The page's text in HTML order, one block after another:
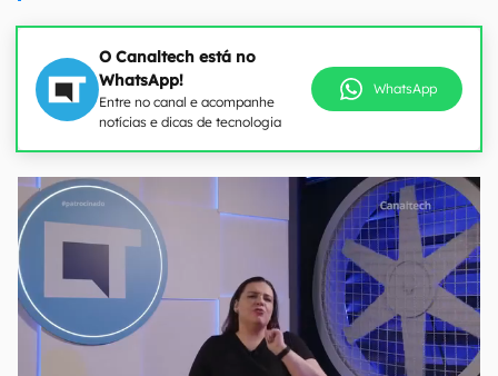
O Canaltech está no
WhatsApp!
Entre no canal e acompanhe
notícias e dicas de tecnologia
WhatsApp